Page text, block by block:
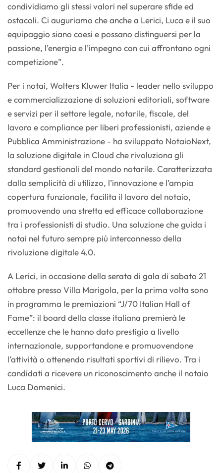
condividiamo gli stessi valori nel superare sfide ed
ostacoli. Ci auguriamo che anche a Lerici, Luca e il suo
equipaggio siano coesi e possano distinguersi per la
passione, l’energia e l’impegno con cui affrontano ogni
competizione”.
Per i notai, Wolters Kluwer Italia - leader nello sviluppo
e commercializzazione di soluzioni editoriali, software
e servizi per il settore legale, notarile, fiscale, del
lavoro e compliance per liberi professionisti, aziende e
Pubblica Amministrazione - ha sviluppato NotaioNext,
la soluzione digitale in Cloud che rivoluziona gli
standard gestionali del mondo notarile. Caratterizzata
dalla semplicità di utilizzo, l’innovazione e l’ampia
copertura funzionale, facilita il lavoro del notaio,
promuovendo una stretta ed efficace collaborazione
tra i professionisti di studio. Una soluzione che guida i
notai nel futuro sempre più interconnesso della
rivoluzione digitale 4.0.
A Lerici, in occasione della serata di gala di sabato 21
ottobre presso Villa Marigola, per la prima volta sono
in programma le premiazioni “J/70 Italian Hall of
Fame”: il board della classe italiana premierà le
eccellenze che le hanno dato prestigio a livello
internazionale, supportandone e promuovendone
l’attività o ottenendo risultati sportivi di rilievo. Tra i
candidati a ricevere un riconoscimento anche il notaio
Luca Domenici.